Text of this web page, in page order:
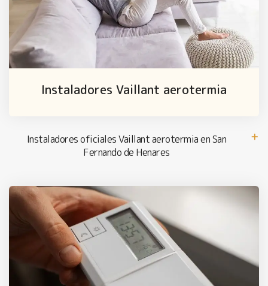
Instaladores Vaillant aerotermia
Instaladores oficiales Vaillant aerotermia en San
Fernando de Henares